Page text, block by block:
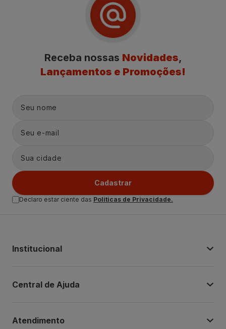
Receba nossas Novidades,
Lançamentos e Promoções!
Cadastrar
Declaro estar ciente das Politicas de Privacidade.
Institucional
Central de Ajuda
Atendimento